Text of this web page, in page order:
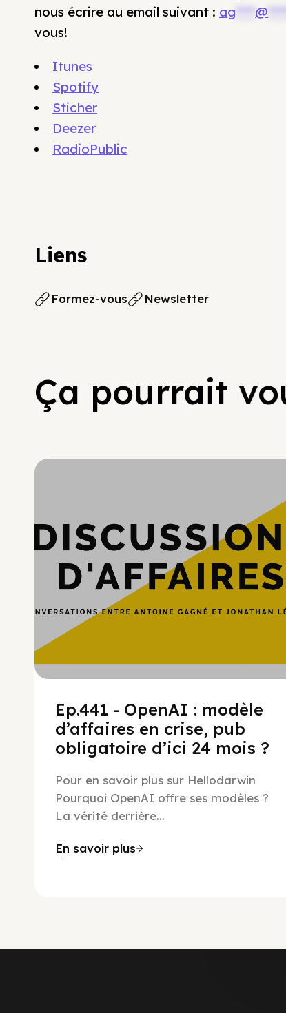
nous écrire au email suivant : ag @
vous!
Itunes
Spotify
Sticher
Deezer
RadioPublic
Liens
Formez-vous Newsletter
Ça pourrait
Ep.441 - OpenAI : modèle
d’affaires en crise, pub
obligatoire d’ici 24 mois ?
Pour en savoir plus sur Hellodarwin
Pourquoi OpenAI offre ses modèles ?
La vérité derrière...
En savoir plus